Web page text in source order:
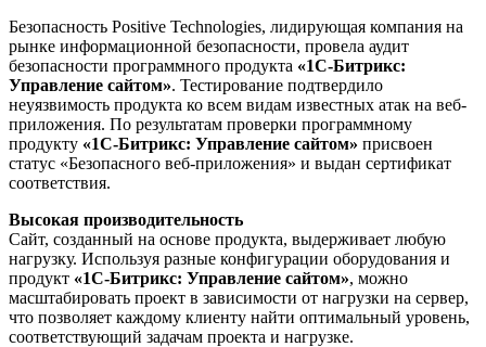
Безопасность Positive Technologies, лидирующая компания на
рынке информационной безопасности, провела аудит
безопасности программного продукта «1С-Битрикс:
Управление сайтом». Тестирование подтвердило
неуязвимость продукта ко всем видам известных атак на веб-
приложения. По результатам проверки программному
продукту «1С-Битрикс: Управление сайтом» присвоен
статус «Безопасного веб-приложения» и выдан сертификат
соответствия.
Высокая производительность
Сайт, созданный на основе продукта, выдерживает любую
нагрузку. Используя разные конфигурации оборудования и
продукт «1С-Битрикс: Управление сайтом», можно
масштабировать проект в зависимости от нагрузки на сервер,
что позволяет каждому клиенту найти оптимальный уровень,
соответствующий задачам проекта и нагрузке.